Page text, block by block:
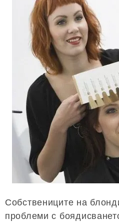
Собствениците на
проблеми с